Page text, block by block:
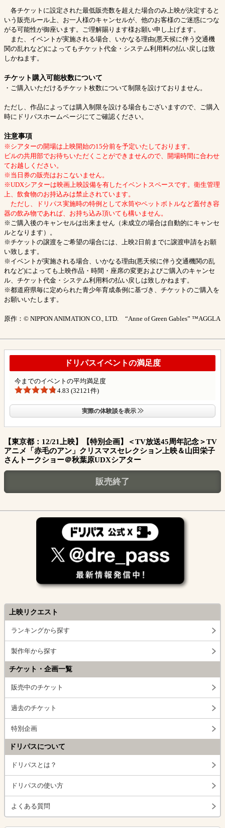
各チケットに設定された最低販売数を超えた場合のみ上映が決定すると
いう販売ルール上、お一人様のキャンセルが、他のお客様のご迷惑につな
がる可能性が御座います。ご理解賜ります様お願い申し上げます。
また、イベントが実施される場合、いかなる理由(悪天候に伴う交通機
関の乱れなど)によってもチケット代金・システム利用料の払い戻しは致
しかねます。
チケット購入可能枚数について
・ご購入いただけるチケット枚数について制限を設けておりません。
ただし、作品によっては購入制限を設ける場合もございますので、ご購入
時にドリパスホームページにてご確認ください。
注意事項
※シアターの開場は上映開始の15分前を予定いたしております。
ビルの共用部でお待ちいただくことができませんので、開場時間に合わせ
てお越しください。
※当日券の販売はおこないません。
※UDXシアターは映画上映設備を有したイベントスペースです。衛生管理
上、飲食物のお持込みは禁止されています。
ただし、ドリパス実施時の特例として水筒やペットボトルなど蓋付き容
器の飲み物であれば、お持ち込み頂いても構いません。
※ご購入後のキャンセルは出来ません（未成立の場合は自動的にキャンセ
ルとなります）。
※チケットの譲渡をご希望の場合には、上映2日前までに譲渡申請をお願
い致します。
※イベントが実施される場合、いかなる理由(悪天候に伴う交通機関の乱
れなど)によっても上映作品・時間・座席の変更およびご購入のキャンセ
ル、チケット代金・システム利用料の払い戻しは致しかねます。
※都道府県毎に定められた青少年育成条例に基づき、チケットのご購入を
お願いいたします。
原作：© NIPPON ANIMATION CO., LTD. “Anne of Green Gables” ™AGGLA
ドリパスイベントの満足度
今までのイベントの平均満足度
4.83 (32121件)
実際の体験談を表示
【東京都：12/21上映】【特別企画】＜TV放送45周年記念＞TV
アニメ「赤毛のアン」クリスマスセレクション上映＆山田栄子
さんトークショー＠秋葉原UDXシアター
販売終了
上映リクエスト
ランキングから探す
製作年から探す
チケット・企画一覧
販売中のチケット
過去のチケット
特別企画
ドリパスについて
ドリパスとは？
ドリパスの使い方
よくある質問